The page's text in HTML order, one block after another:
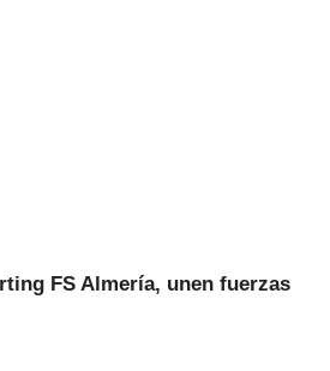
FS Almería, unen fuerzas